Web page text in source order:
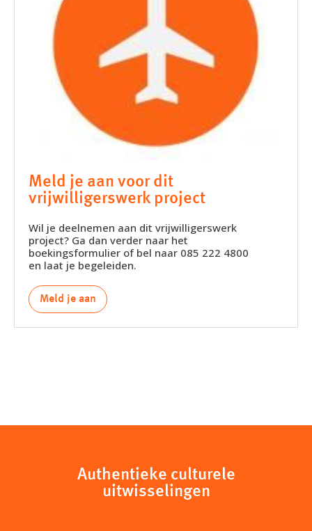
Meld je aan voor dit
vrijwilligerswerk project
Wil je deelnemen aan dit vrijwilligerswerk
project? Ga dan verder naar het
boekingsformulier of bel naar 085 222 4800
en laat je begeleiden.
Meld je aan
Authentieke culturele
uitwisselingen